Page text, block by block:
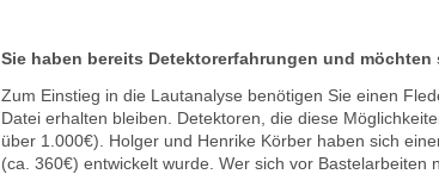
Sie haben bereits Detektorerfahrungen und
Zum Einstieg in die Lautanalyse benötigen Sie einen
Datei erhalten bleiben. Detektoren, die diese
über 1.000€). Holger und Henrike Körber haben sich
(ca. 360€) entwickelt wurde. Wer sich vor